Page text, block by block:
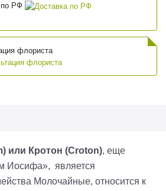
по РФ
флориста
или Кротон (Croton), еще
Иосифа», является
Молочайные, относится к